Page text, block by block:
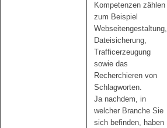
Kompetenzen zählen
zum Beispiel
Webseitengestaltung,
Dateisicherung,
Trafficerzeugung
sowie das
Recherchieren von
Schlagworten.
Ja nachdem, in
welcher Branche Sie
sich befinden, haben